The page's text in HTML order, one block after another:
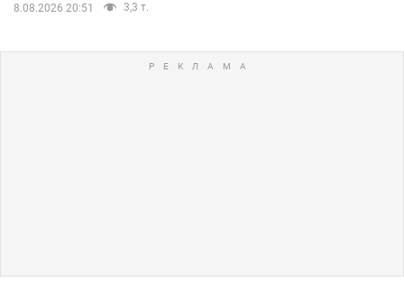
8.08.2026 20:51 3,3 т.